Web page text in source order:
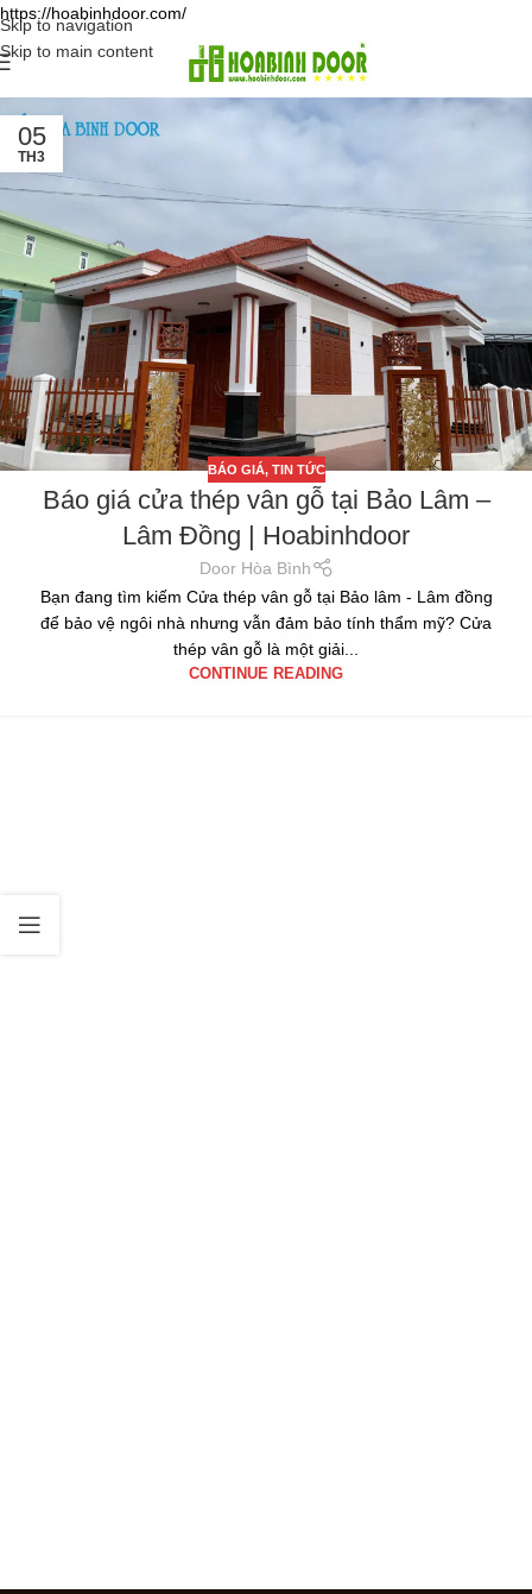
https://hoabinhdoor.com/
Skip to navigation
Skip to main content
05
TH3
BÁO GIÁ, TIN TỨC
Báo giá cửa thép vân gỗ tại Bảo Lâm –
Lâm Đồng | Hoabinhdoor
Door Hòa Bình
Bạn đang tìm kiếm Cửa thép vân gỗ tại Bảo lâm - Lâm đồng
để bảo vệ ngôi nhà nhưng vẫn đảm bảo tính thẩm mỹ? Cửa
thép vân gỗ là một giải...
CONTINUE READING